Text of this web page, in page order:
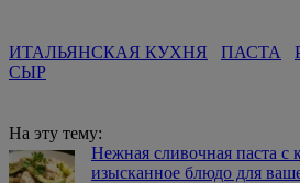
ИТАЛЬЯНСКАЯ КУХНЯ ПАСТА
СЫР
На эту тему:
Нежная сливочная паста с
изысканное блюдо для